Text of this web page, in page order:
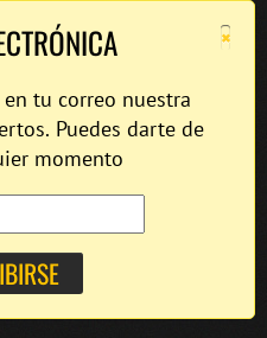
×
tu correo nuestra
Puedes darte de
momento